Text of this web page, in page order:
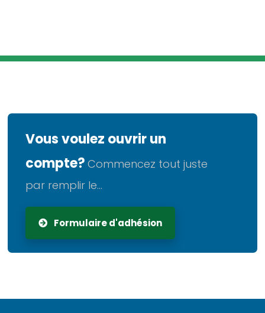
Vous voulez ouvrir un
compte? Commencez tout juste
par remplir le...
Formulaire d'adhésion